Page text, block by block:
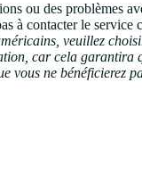
ou des problèmes
à contacter le service
veuillez
car cela garantira
vous ne bénéficierez